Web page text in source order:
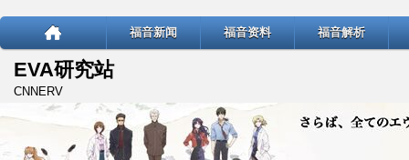
福音新闻 福音资料 福音解析
EVA研究站
CNNERV